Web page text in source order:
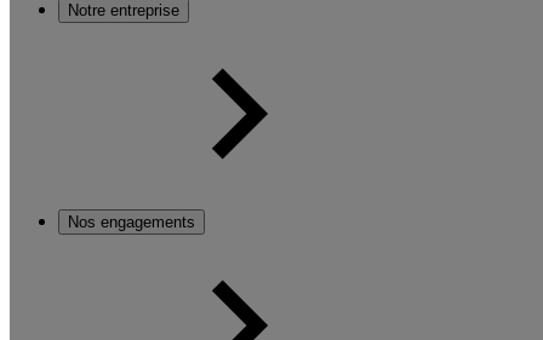
Notre entreprise
Nos engagements